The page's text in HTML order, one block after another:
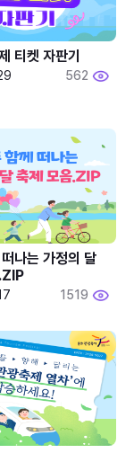
티켓 자판기
562
나는 가정의 달
1519